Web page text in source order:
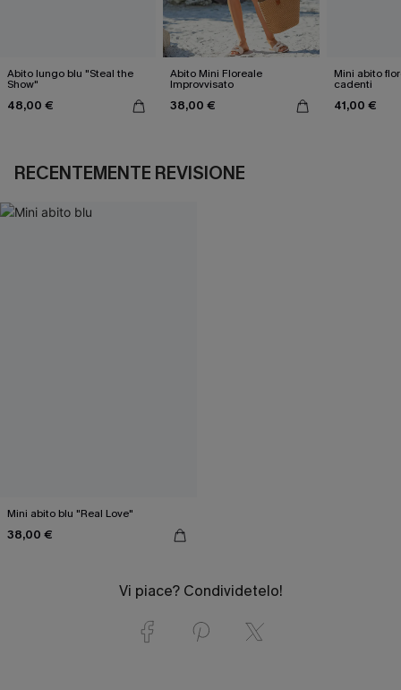
Abito lungo blu "Steal the
Show"
48,00 €
Abito Mini Floreale
Improvvisato
38,00 €
Mini abito
cadenti
41,00 €
RECENTEMENTE REVISIONE
Mini abito blu "Real Love"
38,00 €
Vi piace? Condividetelo!